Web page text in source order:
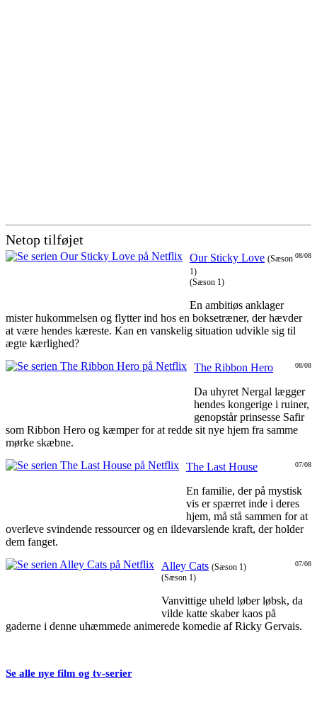
Netop tilføjet
08/08
Our Sticky Love (Sæson
1)
(Sæson 1)
En ambitiøs anklager
mister hukommelsen og flytter ind hos en boksetræner, der hævder
at være hendes kæreste. Kan en vanskelig situation udvikle sig til
ægte kærlighed?
08/08
The Ribbon Hero
Da uhyret Nergal lægger
hendes kongerige i ruiner,
genopstår prinsesse Safir
som Ribbon Hero og kæmper for at redde sit nye hjem fra samme
mørke skæbne.
07/08
The Last House
En familie, der på mystisk
vis er spærret inde i deres
hjem, må stå sammen for at
overleve svindende ressourcer og en ildevarslende kraft, der holder
dem fanget.
07/08
Alley Cats (Sæson 1)
(Sæson 1)
Vanvittige uheld løber løbsk, da
vilde katte skaber kaos på
gaderne i denne uhæmmede animerede komedie af Ricky Gervais.
Se alle nye film og tv-serier